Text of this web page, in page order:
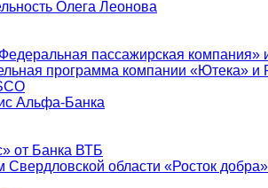
Олега Леонова
пассажирская компания»
программа компании «Ютека» и
Альфа-Банка
от Банка ВТБ
области «Росток добра»